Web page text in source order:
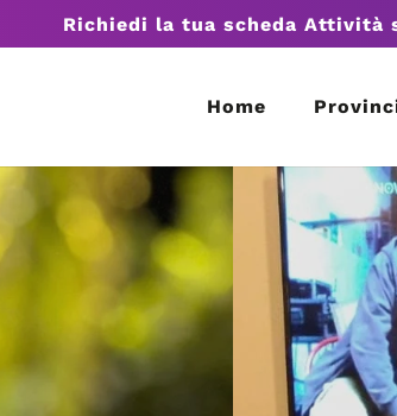
Richiedi la tua scheda Attività
Home